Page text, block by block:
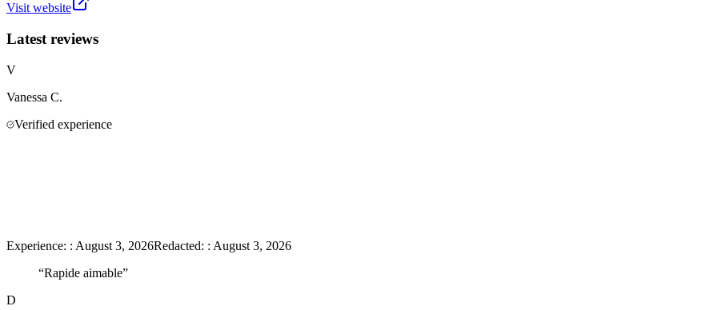
Visit website
Latest reviews
V
Vanessa C.
Verified experience
Experience: : August 3, 2026Redacted: : August 3, 2026
“Rapide aimable”
D